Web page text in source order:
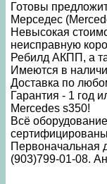
Готовы
Мерседес
Невысокая
неисправную
Ребилд АКПП, а
Имеются в
Доставка по
Гарантия - 1 год
Mercedes s350!
Всё
Первоначальная
(903)799-01-08.